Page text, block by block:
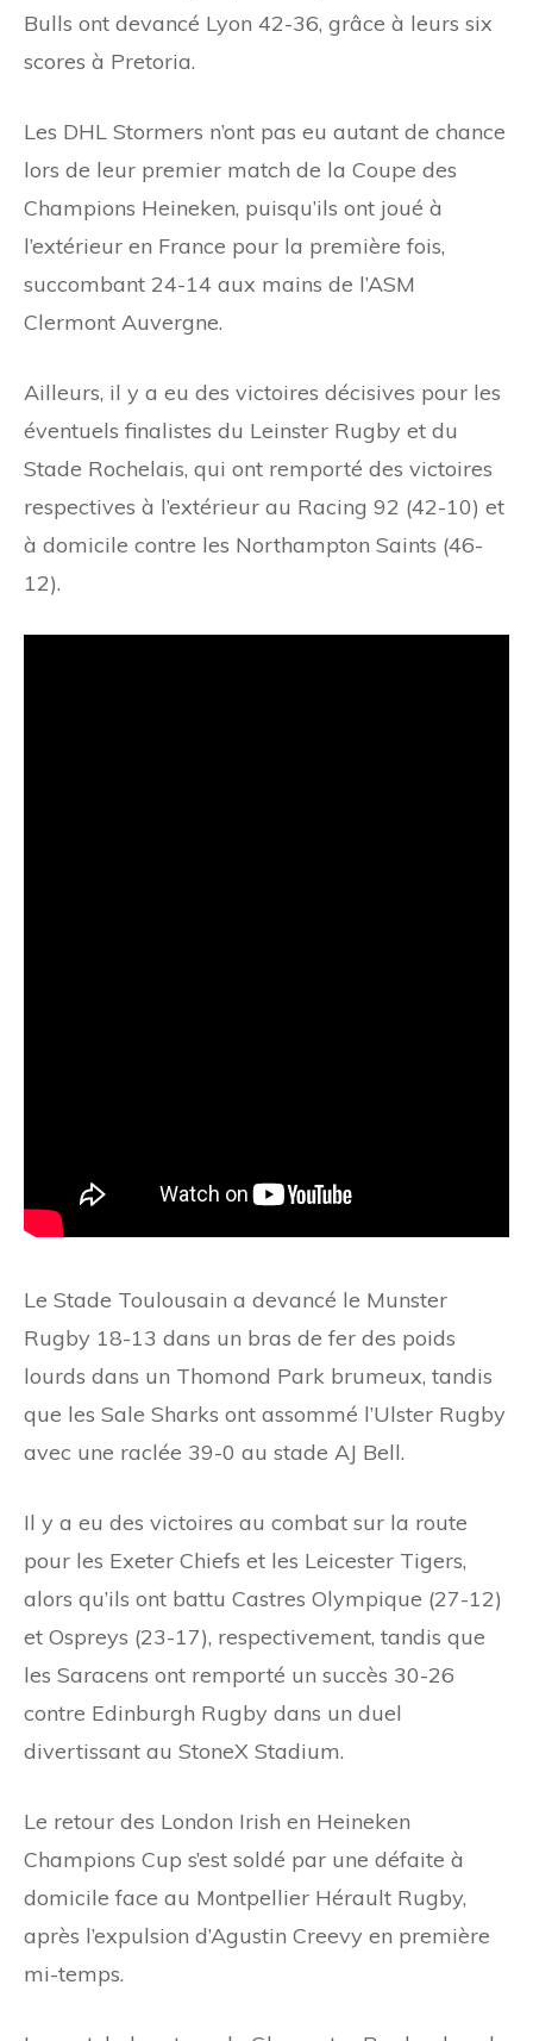
Bulls ont devancé Lyon 42-36, grâce à leurs six
scores à Pretoria.
Les DHL Stormers n’ont pas eu autant de chance
lors de leur premier match de la Coupe des
Champions Heineken, puisqu’ils ont joué à
l’extérieur en France pour la première fois,
succombant 24-14 aux mains de l’ASM
Clermont Auvergne.
Ailleurs, il y a eu des victoires décisives pour les
éventuels finalistes du Leinster Rugby et du
Stade Rochelais, qui ont remporté des victoires
respectives à l’extérieur au Racing 92 (42-10) et
à domicile contre les Northampton Saints (46-
12).
Le Stade Toulousain a devancé le Munster
Rugby 18-13 dans un bras de fer des poids
lourds dans un Thomond Park brumeux, tandis
que les Sale Sharks ont assommé l’Ulster Rugby
avec une raclée 39-0 au stade AJ Bell.
Il y a eu des victoires au combat sur la route
pour les Exeter Chiefs et les Leicester Tigers,
alors qu’ils ont battu Castres Olympique (27-12)
et Ospreys (23-17), respectivement, tandis que
les Saracens ont remporté un succès 30-26
contre Edinburgh Rugby dans un duel
divertissant au StoneX Stadium.
Le retour des London Irish en Heineken
Champions Cup s’est soldé par une défaite à
domicile face au Montpellier Hérault Rugby,
après l’expulsion d’Agustin Creevy en première
mi-temps.